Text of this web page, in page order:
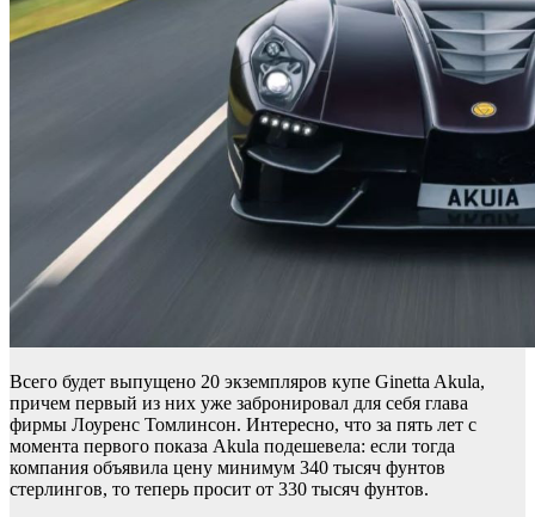
Всего будет выпущено 20 экземпляров купе Ginetta Akula,
причем первый из них уже забронировал для себя глава
фирмы Лоуренс Томлинсон. Интересно, что за пять лет с
момента первого показа Akula подешевела: если тогда
компания объявила цену минимум 340 тысяч фунтов
стерлингов, то теперь просит от 330 тысяч фунтов.